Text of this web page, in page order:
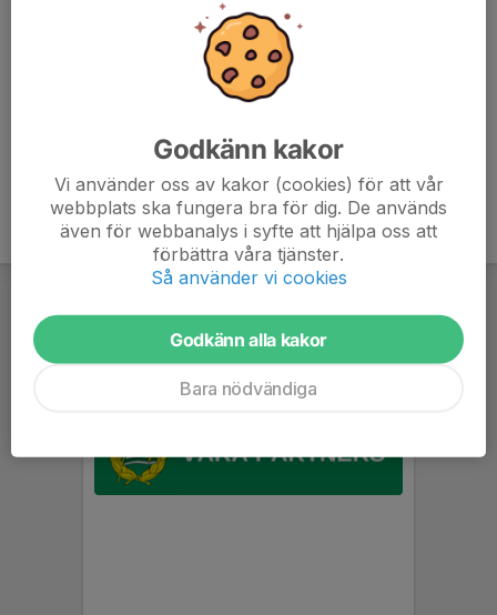
Godkänn kakor
Vi använder oss av kakor (cookies) för att vår
webbplats ska fungera bra för dig. De används
även för webbanalys i syfte att hjälpa oss att
förbättra våra tjänster.
Så använder vi cookies
Godkänn alla kakor
Bara nödvändiga